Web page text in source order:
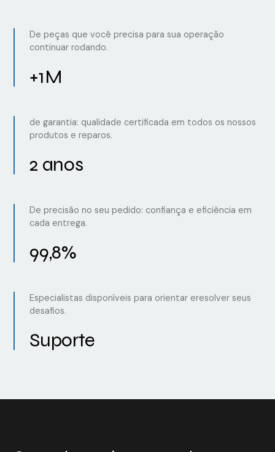
De peças que você precisa para sua operação
continuar rodando.
+1M
de garantia: qualidade certificada em todos os nossos
produtos e reparos.
2 anos
De precisão no seu pedido: confiança e eficiência em
cada entrega.
99,8%
Especialistas disponíveis para orientar eresolver seus
desafios.
Suporte